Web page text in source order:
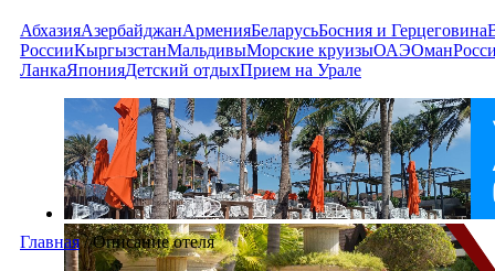
АбхазияАзербайджанАрменияБеларусьБосния и Герцеговина
РоссииКыргызстанМальдивыМорские круизыОАЭОман
ЛанкаЯпонияДетский отдыхПрием на Урале
Главная /Описание отеля